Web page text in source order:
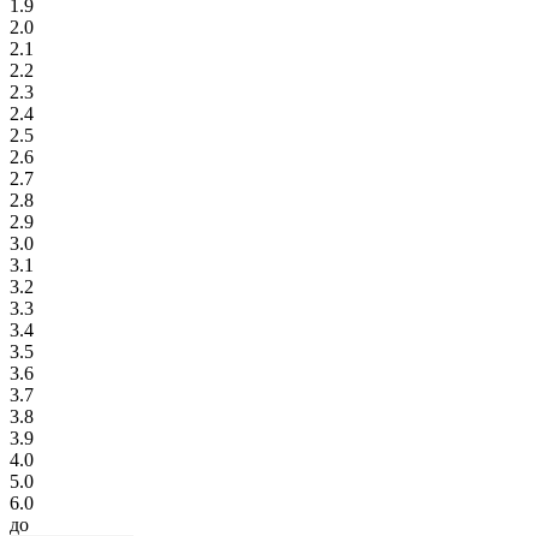
1.9
2.0
2.1
2.2
2.3
2.4
2.5
2.6
2.7
2.8
2.9
3.0
3.1
3.2
3.3
3.4
3.5
3.6
3.7
3.8
3.9
4.0
5.0
6.0
до